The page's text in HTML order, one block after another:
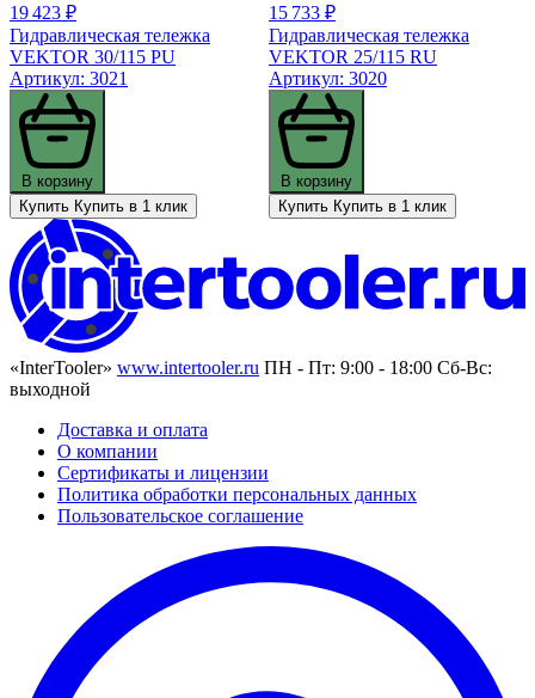
19 423 ₽
Гидравлическая тележка
VEKTOR 30/115 PU
Артикул: 3021
В корзину
Купить Купить в 1 клик
15 733 ₽
Гидравлическая тележка
VEKTOR 25/115 RU
Артикул: 3020
В корзину
Купить Купить в 1 клик
«InterTooler» www.intertooler.ru ПН - Пт: 9:00 - 18:00 Сб-Вс:
выходной
Доставка и оплата
О компании
Сертификаты и лицензии
Политика обработки персональных данных
Пользовательское соглашение